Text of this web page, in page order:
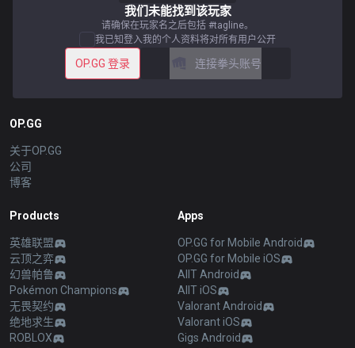
我们未能找到该玩家
请确保在玩家名之后包括 #tagline。
我已知登入我的个人资料将对所有用户公开
OP.GG 登录 连接拳头账号
OP.GG
关于OP.GG
公司
博客
Products
英雄联盟
云顶之弈
幻兽帕鲁
Pokémon Champions
无畏契约
绝地求生
ROBLOX
Apps
OP.GG for Mobile Android
OP.GG for Mobile iOS
AllT Android
AllT iOS
Valorant Android
Valorant iOS
Gigs Android